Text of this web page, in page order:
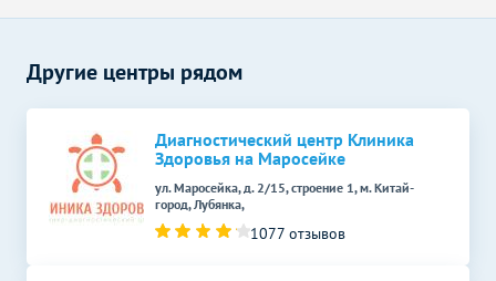
Другие центры рядом
Диагностический центр Клиника
Здоровья на Маросейке
ул. Маросейка, д. 2/15, строение 1, м. Китай-
город, Лубянка,
1077 отзывов